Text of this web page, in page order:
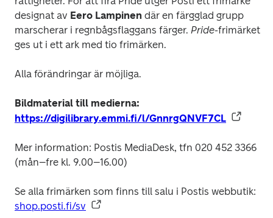
designat av Eero Lampinen där en färgglad grupp
marscherar i regnbågsflaggans färger. Pride-frimärket
ges ut i ett ark med tio frimärken.
Alla förändringar är möjliga.
https://digilibrary.emmi.fi/l/GnnrgQNVF7CL
Mer information: Postis MediaDesk, tfn 020 452 3366
(mån–fre kl. 9.00–16.00)
shop.posti.fi/sv